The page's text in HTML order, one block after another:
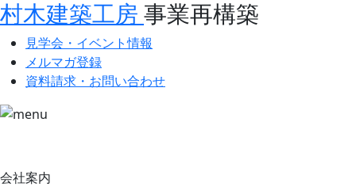
村木建築工房 事業再構築
見学会・イベント情報
メルマガ登録
資料請求・お問い合わせ
会社案内